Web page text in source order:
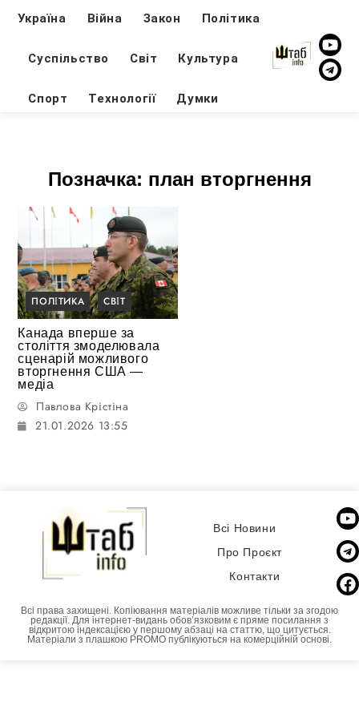
Україна Війна Закон Політика
Суспільство Світ Культура
Спорт Технології Думки
Позначка: план вторгнення
ПОЛІТИКА СВІТ
Канада вперше за
століття змоделювала
сценарій можливого
вторгнення США —
медіа
Павлова Крістіна
21.01.2026 13:55
Всі Новини
Про Проєкт
Контакти
Всі права захищені. Копіювання матеріалів можливе тільки за згодою
редакції. Для інтернет-видань обовʼязковим є пряме посилання з
відкритою індексацією у першому абзаці на статтю, що цитується.
Матеріали з плашкою PROMO публікуються на комерційній основі.